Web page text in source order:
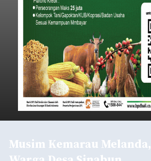
Musim Kemarau Melanda,